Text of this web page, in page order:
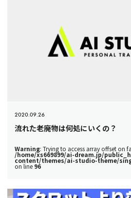
2020.09.26
流れた老廃物は何処にいくの？
Warning: Trying to access array offset on
/home/xs669899/ai-dream.jp/
content/themes/ai-studio-theme/
on line 96